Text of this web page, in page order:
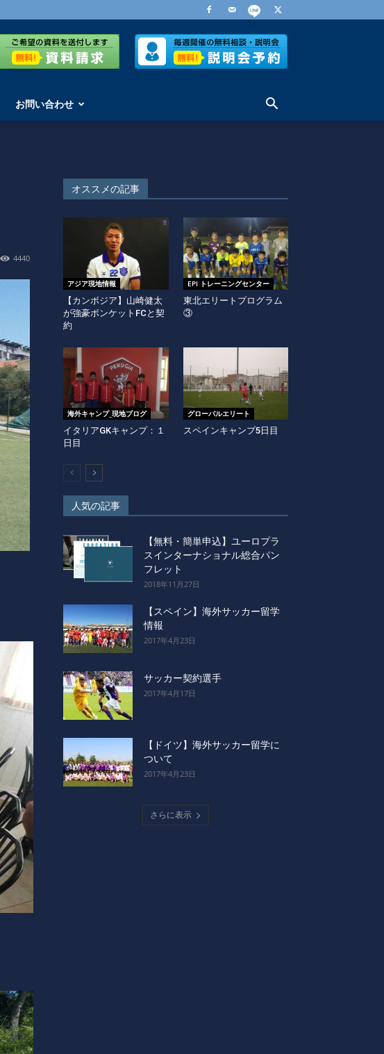
お問い合わせ
4440
オススメの記事
アジア現地情報
【カンボジア】山崎健太
が強豪ボンケットFCと契
約
EPI トレーニングセンター
東北エリートプログラム
③
海外キャンプ_現地ブログ
イタリアGKキャンプ：１
日目
グローバルエリート
スペインキャンプ5日目
人気の記事
【無料・簡単申込】ユーロプラ
スインターナショナル総合パン
フレット
2018年11月27日
【スペイン】海外サッカー留学
情報
2017年4月23日
サッカー契約選手
2017年4月17日
【ドイツ】海外サッカー留学に
ついて
2017年4月23日
さらに表示